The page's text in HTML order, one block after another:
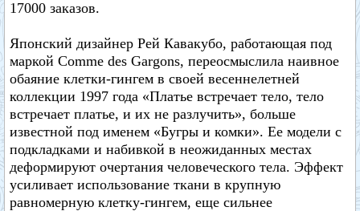
17000 заказов.
Японский дизайнер Рей Кавакубо, работающая под
маркой Comme des Gargons, переосмыслила наивное
обаяние клетки-гингем в своей весеннелетней
коллекции 1997 года «Платье встречает тело, тело
встречает платье, и их не разлучить», больше
известной под именем «Бугры и комки». Ее модели с
подкладками и набивкой в неожиданных местах
деформируют очертания человеческого тела. Эффект
усиливает использование ткани в крупную
равномерную клетку-гингем, еще сильнее